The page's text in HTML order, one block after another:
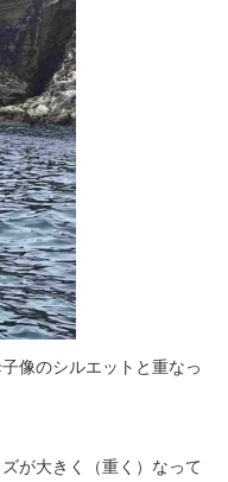
像のシルエットと重なっ
が大きく（重く）なって